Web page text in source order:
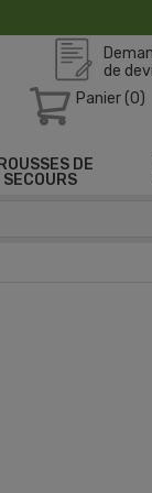
de
Panier (0)
DE
SECOURS